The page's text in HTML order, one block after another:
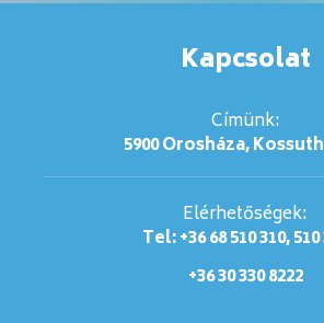
Kapcsolat
Címünk:
5900 Orosháza,
Elérhetőségek:
Tel: +36 68 510 310, 510
+36 30 330 8222